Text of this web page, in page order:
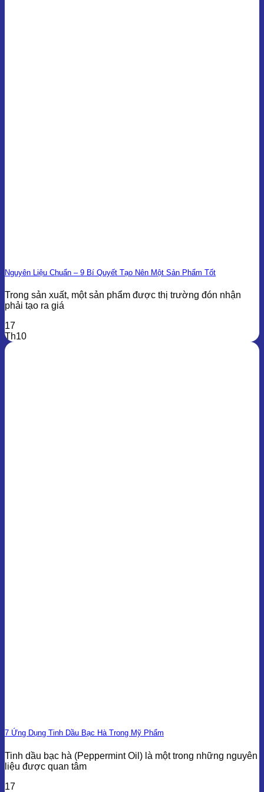
Nguyên Liệu Chuẩn – 9 Bí Quyết Tạo Nên Một Sản Phẩm Tốt
Trong sản xuất, một sản phẩm được thị trường đón nhận
phải tạo ra giá
17
Th10
7 Ứng Dụng Tinh Dầu Bạc Hà Trong Mỹ Phẩm
Tinh dầu bạc hà (Peppermint Oil) là một trong những nguyên
liệu được quan tâm
17